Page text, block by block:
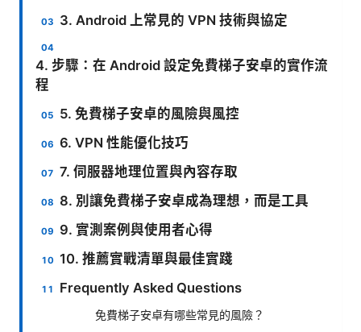
3. Android 上常見的 VPN 技術與協定
4. 步驟：在 Android 設定免費梯子安卓的實作流
程
5. 免費梯子安卓的風險與風控
6. VPN 性能優化技巧
7. 伺服器地理位置與內容存取
8. 別讓免費梯子安卓成為理想，而是工具
9. 實測案例與使用者心得
10. 推薦實戰清單與最佳實踐
Frequently Asked Questions
免費梯子安卓有哪些常見的風險？